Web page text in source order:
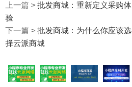
上一篇 > 批发商城：重新定义采购体
验
下一篇 > 批发商城：为什么你应该选
择云派商城